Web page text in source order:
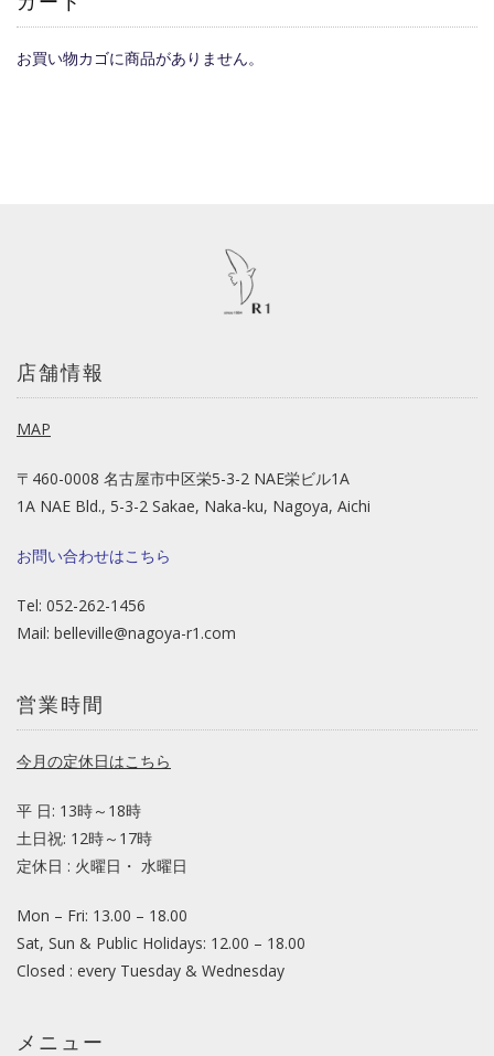
お買い物カゴに商品がありません。
店舗情報
MAP
〒460-0008 名古屋市中区栄5-3-2 NAE栄ビル1A
1A NAE Bld., 5-3-2 Sakae, Naka-ku, Nagoya, Aichi
お問い合わせはこちら
Tel: 052-262-1456
Mail: belleville@nagoya-r1.com
営業時間
今月の定休日はこちら
平 日: 13時～18時
土日祝: 12時～17時
定休日 : 火曜日・ 水曜日
Mon – Fri: 13.00 – 18.00
Sat, Sun & Public Holidays: 12.00 – 18.00
Closed : every Tuesday & Wednesday
メニュー